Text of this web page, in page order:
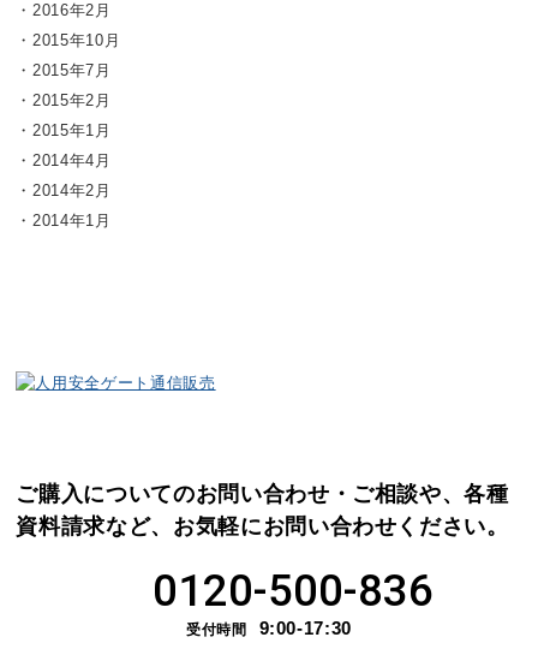
2016年2月
2015年10月
2015年7月
2015年2月
2015年1月
2014年4月
2014年2月
2014年1月
ご購入についてのお問い合わせ・ご相談や、各種
資料請求など、 お気軽にお問い合わせください。
0120-500-836
受付時間 9:00-17:30